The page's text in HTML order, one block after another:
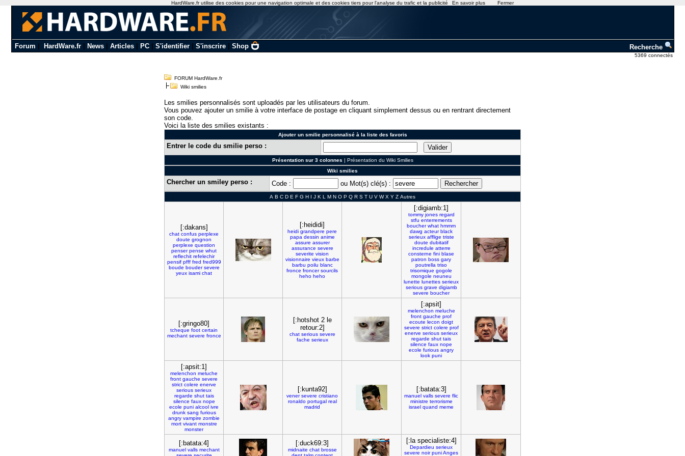
Forum HardWare.fr| News| Articles| PC| S'identifier| S'inscrire| Shop Recherche
5369 connectés
FORUM HardWare.fr
Wiki smilies
Les smilies personnalisés sont uploadés par les utilisateurs du forum.
Vous pouvez ajouter un smilie à votre interface de postage en cliquant simplement dessus ou en rentrant directement
son code.
Voici la liste des smilies existants :
Ajouter un smilie personnalisé à la liste des favoris
Entrer le code du smilie perso :
Présentation sur 3 colonnes | Présentation du Wiki Smilies
Wiki smilies
Chercher un smiley perso : Code : ou Mot(s) clé(s) :
A B C D E F G H I J K L M N O P Q R S T U V W X Y Z Autres
[:dakans]
chat confus perplexe
doute grognon
perplexe question
penser pense whut
reflechit refelechir
pensif pfff fred fred999
boude bouder severe
yeux isami chat
[:heididi]
heidi grandpere pere
papa dessin anime
assure assurer
assurance severe
severite vision
visionnaire vieux barbe
barbu poilu blanc
fronce froncer sourcils
heho heho
[:digiamb:1]
tommy jones regard
stfu enterrements
boucher what hmmm
dawg acteur black
serieux afflige triste
doute dubitatif
incredule atterre
consterne fini blase
patron boss gary
poutrella triso
trisomique gogole
mongole neuneu
lunette lunettes serieux
serious grave digiamb
severe boucher
[:gringo80]
tcheque foot certain
mechant severe fronce
[:hotshot 2 le
retour:2]
chat serious severe
fache serieux
[:apsit]
melenchon meluche
front gauche prof
ecoute lecon doigt
severe strict colere prof
enerve serious serieux
regarde shut tais
silence faux nope
ecole furious angry
look puni
[:apsit:1]
melenchon meluche
front gauche severe
strict colere enerve
serious serieux
regarde shut tais
silence faux nope
ecole puni alcool ivre
drunk sang furious
angry vampire zombie
mort vivant monstre
monster
[:kunta92]
vener severe cristiano
ronaldo portugal real
madrid
[:batata:3]
manuel valls severe flic
ministre terrorisme
israel quand meme
[:batata:4]
manuel valls mechant
[:duck69:3]
midnaite chat brosse
[:la specialiste:4]
Depardieu serieux
severe noir puniAnges
HardWare.fr utilise des cookies pour une navigation optimale et des cookies tiers pour l'analyse du trafic et la publicité En savoir plus Fermer